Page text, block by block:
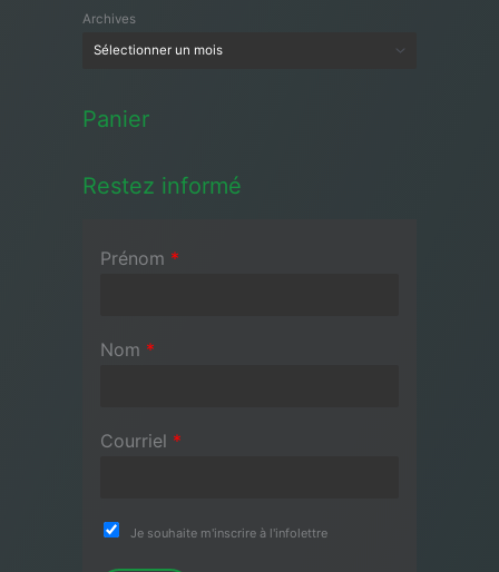
Archives
Panier
Restez informé
Prénom *
Nom *
Courriel *
Je souhaite m'inscrire à l'infolettre